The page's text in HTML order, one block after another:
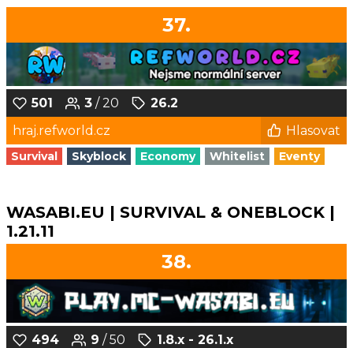
37.
501 3 / 20
26.2
hraj.refworld.cz
Hlasovat
Survival Skyblock Economy Whitelist Eventy
WASABI.EU | SURVIVAL & ONEBLOCK |
1.21.11
38.
494 9 / 50
1.8.x - 26.1.x